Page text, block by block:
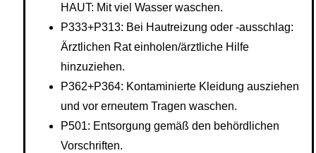
HAUT: Mit viel Wasser waschen.
P333+P313: Bei Hautreizung oder -ausschlag:
Ärztlichen Rat einholen/ärztliche Hilfe
hinzuziehen.
P362+P364: Kontaminierte Kleidung ausziehen
und vor erneutem Tragen waschen.
P501: Entsorgung gemäß den behördlichen
Vorschriften.